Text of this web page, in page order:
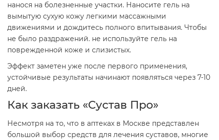
нанося на болезненные участки. Наносите гель на
вымытую сухую кожу легкими массажными
движениями и дождитесь полного впитывания. Чтобы
не было раздражений. не используйте гель на
поврежденной коже и слизистых.
Эффект заметен уже после первого применения,
устойчивые результаты начинают появляться через 7-10
дней.
Как заказать «Сустав Про»
Несмотря на то, что в аптеках в Москве представлен
большой выбор средств для лечения суставов, многие